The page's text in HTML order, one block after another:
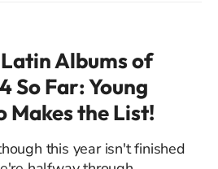
Albums of
So Far: Young
Makes the List!
this year isn't finished